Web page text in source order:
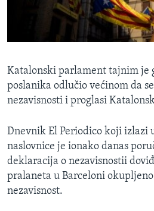
O GLASU AMERIKE
Learning English
PRATITE NAS
Jezici
Katalonski parlament tajnim je
poslanika odlučio većinom da
nezavisnosti i proglasi
Dnevnik El Periodico koji izlazi
naslovnice je ionako danas
deklaracija o nezavisnostii
pralaneta u Barceloni
nezavisnost.